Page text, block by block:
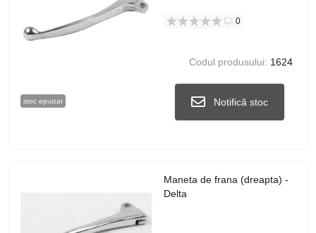
stoc epuizat
0
Codul produsului: 1624
Notifică stoc
Maneta de frana (dreapta) -
Delta